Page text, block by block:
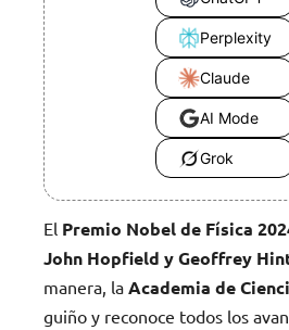
Perplexity
Claude
AI Mode
Grok
El Premio Nobel de Física
John Hopfield y Geoffrey
manera, la Academia de
guiño y reconoce todos los